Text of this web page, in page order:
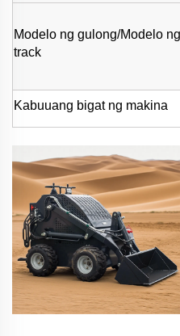
Modelo ng gulong/Modelo ng
track
Kabuuang bigat ng makina